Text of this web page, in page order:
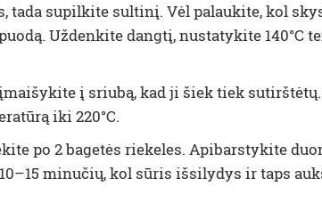
supilkite sultinį. Vėl palaukite, kol
Uždenkite dangtį, nustatykite
į sriubą, kad ji šiek tiek
iki 220°C.
po 2 bagetės riekeles. Apibarstykite
minučių, kol sūris išsilydys ir taps